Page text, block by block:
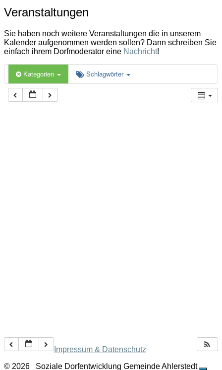
Veranstaltungen
Veranstaltungen
Sie haben noch weitere Veranstaltungen die in unserem
Kalender aufgenommen werden sollen? Dann schreiben Sie
einfach ihrem Dorfmoderator eine Nachricht!
Kategorien Schlagwörter
Impressum & Datenschutz
© 2026
Soziale Dorfentwicklung Gemeinde Ahlerstedt